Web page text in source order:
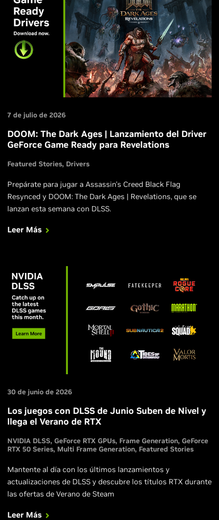
7 de julio de 2026
DOOM: The Dark Ages | Lanzamiento del Driver
GeForce Game Ready para Revelations
Featured Stories Drivers
Prepárate para jugar a Assassin's Creed Black Flag
Resynced y DOOM: The Dark Ages | Revelations, que se
lanzan esta semana con DLSS.
Leer Más
30 de junio de 2026
Los juegos con DLSS de Junio Suben de Nivel y
llega el Verano de RTX
NVIDIA DLSS GeForce RTX GPUs Frame Generation GeForce
RTX 50 Series Multi Frame Generation Featured Stories
Mantente al día con los últimos lanzamientos y
actualizaciones de DLSS y descubre los títulos RTX durante
las ofertas de Verano de Steam
Leer Más